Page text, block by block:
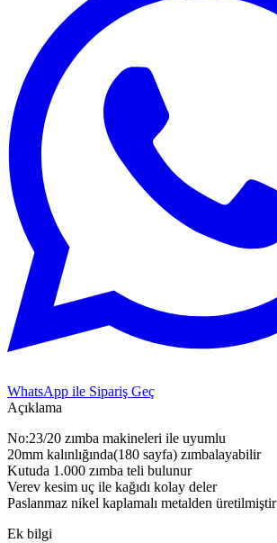
WhatsApp ile Sipariş Geç
Açıklama
No:23/20 zımba makineleri ile uyumlu
20mm kalınlığında(180 sayfa) zımbalayabilir
Kutuda 1.000 zımba teli bulunur
Verev kesim uç ile kağıdı kolay deler
Paslanmaz nikel kaplamalı metalden üretilmiştir
Ek bilgi